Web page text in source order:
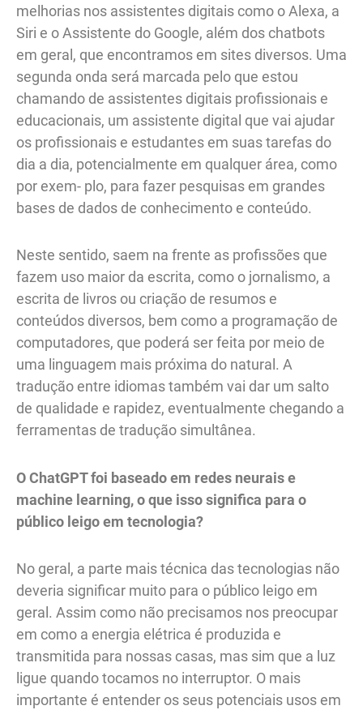
melhorias nos assistentes digitais como o Alexa, a
Siri e o Assistente do Google, além dos chatbots
em geral, que encontramos em sites diversos. Uma
segunda onda será marcada pelo que estou
chamando de assistentes digitais profissionais e
educacionais, um assistente digital que vai ajudar
os profissionais e estudantes em suas tarefas do
dia a dia, potencialmente em qualquer área, como
por exem- plo, para fazer pesquisas em grandes
bases de dados de conhecimento e conteúdo.
Neste sentido, saem na frente as profissões que
fazem uso maior da escrita, como o jornalismo, a
escrita de livros ou criação de resumos e
conteúdos diversos, bem como a programação de
computadores, que poderá ser feita por meio de
uma linguagem mais próxima do natural. A
tradução entre idiomas também vai dar um salto
de qualidade e rapidez, eventualmente chegando a
ferramentas de tradução simultânea.
O ChatGPT foi baseado em redes neurais e
machine learning, o que isso significa para o
público leigo em tecnologia?
No geral, a parte mais técnica das tecnologias não
deveria significar muito para o público leigo em
geral. Assim como não precisamos nos preocupar
em como a energia elétrica é produzida e
transmitida para nossas casas, mas sim que a luz
ligue quando tocamos no interruptor. O mais
importante é entender os seus potenciais usos em